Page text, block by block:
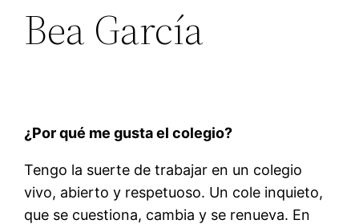
Bea García
¿Por qué me gusta el colegio?
Tengo la suerte de trabajar en un colegio
vivo, abierto y respetuoso. Un cole inquieto,
que se cuestiona, cambia y se renueva. En